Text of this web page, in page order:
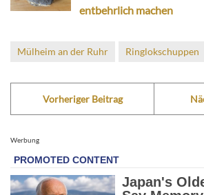
entbehrlich machen
Mülheim an der Ruhr Ringlokschuppen
Vorheriger Beitrag
Werbung